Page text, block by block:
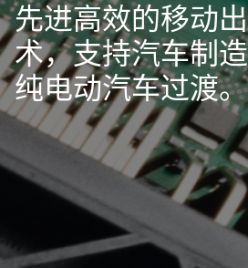
先进高效的移动
术，支持汽车制
纯电动汽车过渡。